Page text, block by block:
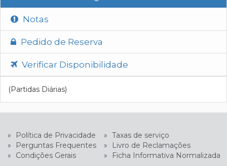
Notas
Pedido de Reserva
Verificar Disponibilidade
(Partidas Diárias)
» Política de Privacidade » Taxas de serviço
»
Perguntas Frequentes »
Livro de Reclamações
»
Condições Gerais » Ficha Informativa Normalizada